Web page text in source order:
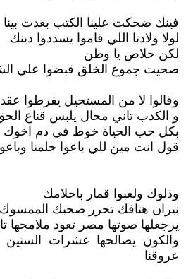
فينك ضحكت علينا الكتب بعدت
لولا ولادنا اللي قاموا يسددوا دينك
لكن خلاص يا وطن
صحيت جموع الخلق قبضوا علي
وقالوا لا من المستحيل يفرطوا
و الكدب تاني محال يلبس قناع
بكل حب الحياة خوط في دم اخوك
قول انت مين للي باعوا حلمنا
وذلوك ولعبوا قمار باحلامك
نيران هتافك تحرر صحبك الممسوك
يرجعلها صوتها مصر تعود ملامحها
والكون يصالحها عشرات
عروقنا